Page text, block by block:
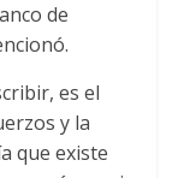
de
es el
y la
que existe